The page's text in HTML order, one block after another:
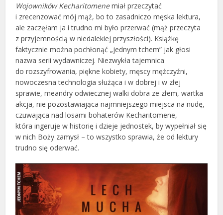
Wojowników Kecharitomenemiał przeczytać
i zrecenzować mój mąż, bo to zasadniczo męska lektura,
ale zaczęłam ja i trudno mi było przerwać (mąż przeczyta
z przyjemnością w niedalekiej przyszłości). Książkę
faktycznie można pochłonąć „jednym tchem” jak głosi
nazwa serii wydawniczej. Niezwykła tajemnica
do rozszyfrowania, piękne kobiety, męscy mężczyźni,
nowoczesna technologia służąca i w dobrej i w złej
sprawie, meandry odwiecznej walki dobra ze złem, wartka
akcja, nie pozostawiająca najmniejszego miejsca na nudę,
czuwająca nad losami bohaterów Kecharitomene,
która ingeruje w historię i dzieje jednostek, by wypełniał się
w nich Boży zamysł – to wszystko sprawia, że od lektury
trudno się oderwać.